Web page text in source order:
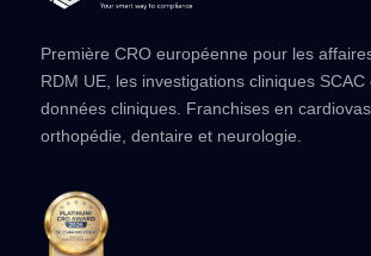
Première CRO européenne pour les
RDM UE, les investigations cliniques
données cliniques. Franchises en
orthopédie, dentaire et neurologie.